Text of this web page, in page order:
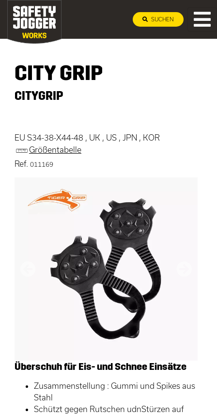
SUCHEN
CITY GRIP
CITYGRIP
EU S34-38-X44-48 , UK , US , JPN , KOR
Größentabelle
Ref. 011169
Vorherige
Überschuh für Eis- und Schnee Einsätze
Zusammenstellung : Gummi und Spikes aus
Stahl
Schützt gegen Rutschen udnStürzen auf